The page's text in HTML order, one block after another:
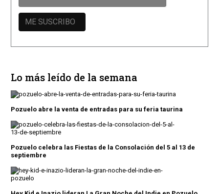
Lo más leído de la semana
Pozuelo abre la venta de entradas para su feria taurina
Pozuelo celebra las Fiestas de la Consolación del 5 al 13 de
septiembre